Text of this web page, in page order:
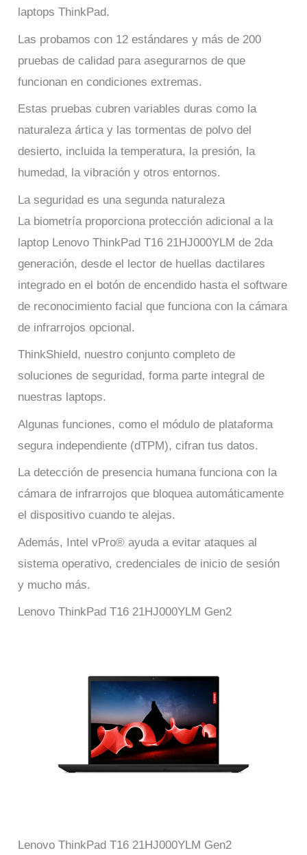
laptops ThinkPad.
Las probamos con 12 estándares y más de 200
pruebas de calidad para asegurarnos de que
funcionan en condiciones extremas.
Estas pruebas cubren variables duras como la
naturaleza ártica y las tormentas de polvo del
desierto, incluida la temperatura, la presión, la
humedad, la vibración y otros entornos.
La seguridad es una segunda naturaleza
La biometría proporciona protección adicional a la
laptop Lenovo ThinkPad T16 21HJ000YLM de 2da
generación, desde el lector de huellas dactilares
integrado en el botón de encendido hasta el software
de reconocimiento facial que funciona con la cámara
de infrarrojos opcional.
ThinkShield, nuestro conjunto completo de
soluciones de seguridad, forma parte integral de
nuestras laptops.
Algunas funciones, como el módulo de plataforma
segura independiente (dTPM), cifran tus datos.
La detección de presencia humana funciona con la
cámara de infrarrojos que bloquea automáticamente
el dispositivo cuando te alejas.
Además, Intel vPro® ayuda a evitar ataques al
sistema operativo, credenciales de inicio de sesión
y mucho más.
Lenovo ThinkPad T16 21HJ000YLM Gen2
Lenovo ThinkPad T16 21HJ000YLM Gen2